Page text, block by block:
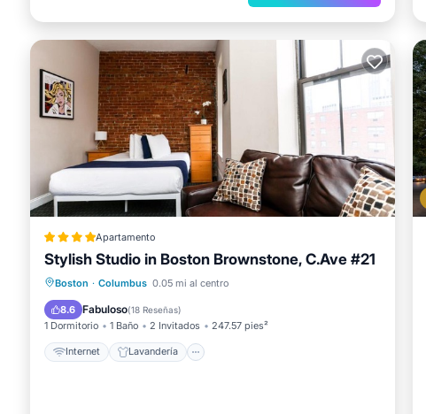
Apartamento
Stylish Studio in Boston Brownstone, C.Ave #21
Boston · Columbus 0.05 mi al centro
8.6 Fabuloso(18 Reseñas)
1 Dormitorio 1 Baño 2 Invitados 247.57 pies²
Internet Lavandería
Internet
Lavandería
Seguridad/Protección
Servicios para huéspedes